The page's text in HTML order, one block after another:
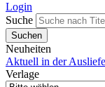
Login
Suche
Neuheiten
Aktuell in der
Verlage